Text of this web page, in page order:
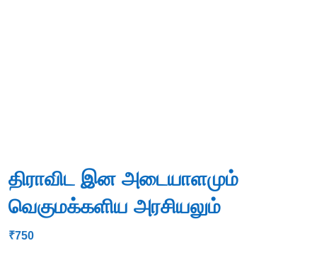
திராவிட இன அடையாளமும்
வெகுமக்களிய அரசியலும்
₹750